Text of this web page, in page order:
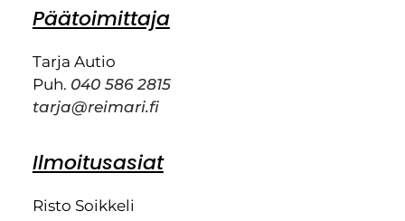
Päätoimittaja
Tarja Autio
Puh. 040 586 2815
tarja@reimari.fi
Ilmoitusasiat
Risto Soikkeli